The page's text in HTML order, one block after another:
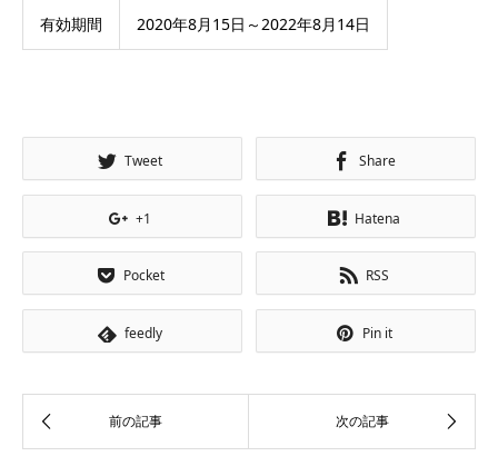
有効期間 2020年8月15日～2022年8月14日
Tweet Share
+1 Hatena
Pocket RSS
feedly Pin it